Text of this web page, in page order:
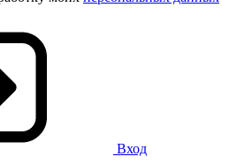
Вход